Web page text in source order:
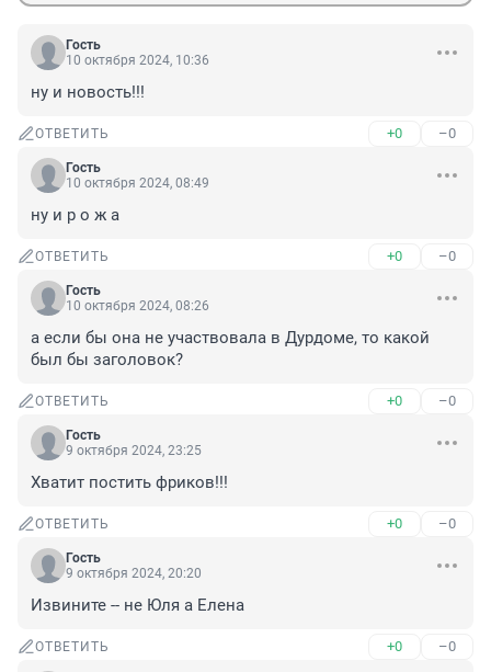
Гость
10 октября 2024, 10:36
ну и новость!!!
ОТВЕТИТЬ +0 –0
Гость
10 октября 2024, 08:49
ну и р о ж а
ОТВЕТИТЬ +0 –0
Гость
10 октября 2024, 08:26
а если бы она не участвовала в Дурдоме, то какой
был бы заголовок?
ОТВЕТИТЬ +0 –0
Гость
9 октября 2024, 23:25
Хватит постить фриков!!!
ОТВЕТИТЬ +0 –0
Гость
9 октября 2024, 20:20
Извините -- не Юля а Елена
ОТВЕТИТЬ +0 –0